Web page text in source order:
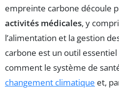
empreinte carbone découle
activités médicales, y
l’alimentation et la gestion
carbone est un outil
comment le système de
changement climatique et,